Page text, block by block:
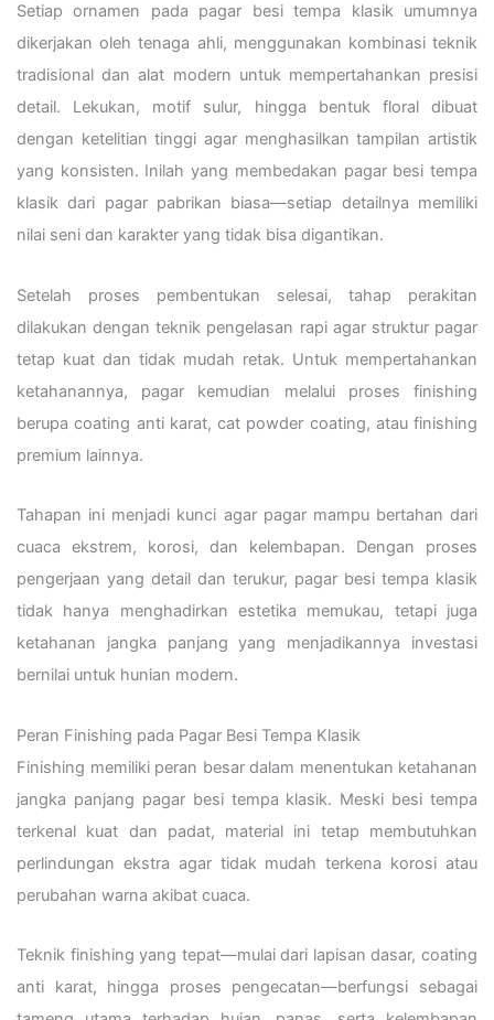
Setiap ornamen pada pagar besi tempa klasik umumnya
dikerjakan oleh tenaga ahli, menggunakan kombinasi teknik
tradisional dan alat modern untuk mempertahankan presisi
detail. Lekukan, motif sulur, hingga bentuk floral dibuat
dengan ketelitian tinggi agar menghasilkan tampilan artistik
yang konsisten. Inilah yang membedakan pagar besi tempa
klasik dari pagar pabrikan biasa—setiap detailnya memiliki
nilai seni dan karakter yang tidak bisa digantikan.
Setelah proses pembentukan selesai, tahap perakitan
dilakukan dengan teknik pengelasan rapi agar struktur pagar
tetap kuat dan tidak mudah retak. Untuk mempertahankan
ketahanannya, pagar kemudian melalui proses finishing
berupa coating anti karat, cat powder coating, atau finishing
premium lainnya.
Tahapan ini menjadi kunci agar pagar mampu bertahan dari
cuaca ekstrem, korosi, dan kelembapan. Dengan proses
pengerjaan yang detail dan terukur, pagar besi tempa klasik
tidak hanya menghadirkan estetika memukau, tetapi juga
ketahanan jangka panjang yang menjadikannya investasi
bernilai untuk hunian modern.
Peran Finishing pada Pagar Besi Tempa Klasik
Finishing memiliki peran besar dalam menentukan ketahanan
jangka panjang pagar besi tempa klasik. Meski besi tempa
terkenal kuat dan padat, material ini tetap membutuhkan
perlindungan ekstra agar tidak mudah terkena korosi atau
perubahan warna akibat cuaca.
Teknik finishing yang tepat—mulai dari lapisan dasar, coating
anti karat, hingga proses pengecatan—berfungsi sebagai